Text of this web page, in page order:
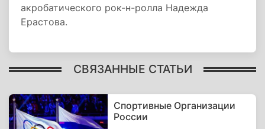
акробатического рок-н-ролла Надежда
Ерастова.
СВЯЗАННЫЕ СТАТЬИ
Спортивные Организации
России